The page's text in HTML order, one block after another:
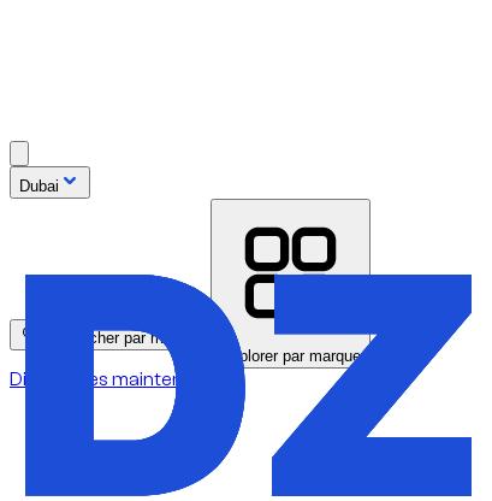
Dubai
Rechercher par modèle
Explorer par marque
Disponibles maintenant